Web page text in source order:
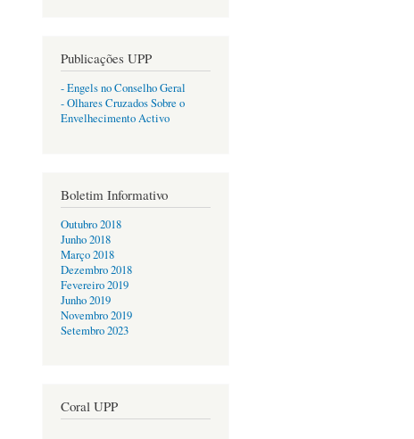
Publicações UPP
- Engels no Conselho Geral
- Olhares Cruzados Sobre o
Envelhecimento Activo
Boletim Informativo
Outubro 2018
Junho 2018
Março 2018
Dezembro 2018
Fevereiro 2019
Junho 2019
Novembro 2019
Setembro 2023
Coral UPP